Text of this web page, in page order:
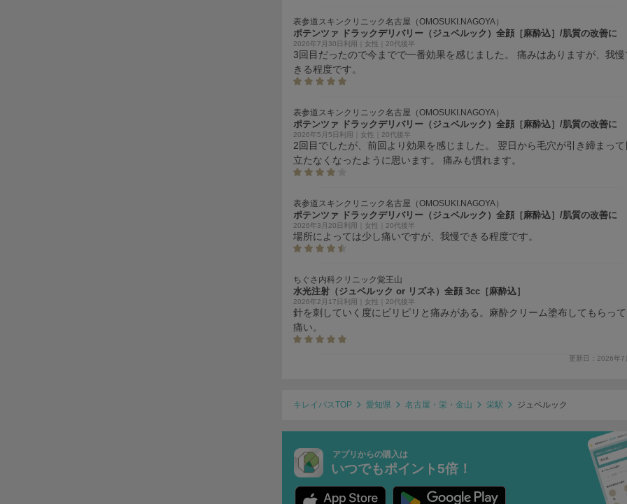
表参道スキンクリニック名古屋（OMOSUKI.NAGOYA）
ポテンツァ ドラックデリバリー（ジュベルック）全顔［麻酔込］/肌質の改善に
2026年7月30日利用｜女性｜20代後半
3回目だったので今までで一番効果を感じました。 痛みはありますが、我慢
きる程度です。
表参道スキンクリニック名古屋（OMOSUKI.NAGOYA）
ポテンツァ ドラックデリバリー（ジュベルック）全顔［麻酔込］/肌質の改善に
2026年5月5日利用｜女性｜20代後半
2回目でしたが、前回より効果を感じました。 翌日から毛穴が引き締まって
立たなくなったように思います。 痛みも慣れます。
表参道スキンクリニック名古屋（OMOSUKI.NAGOYA）
ポテンツァ ドラックデリバリー（ジュベルック）全顔［麻酔込］/肌質の改善に
2026年3月20日利用｜女性｜20代後半
場所によっては少し痛いですが、我慢できる程度です。
ちぐさ内科クリニック覚王山
水光注射（ジュベルック or リズネ）全顔 3cc［麻酔込］
2026年2月17日利用｜女性｜20代後半
針を刺していく度にピリピリと痛みがある。麻酔クリーム塗布してもらっ
痛い。
更新日：2026年7
キレイパスTOP 愛知県 名古屋・栄・金山 栄駅 ジュベルック
アプリからの購入は
いつでもポイント5倍！